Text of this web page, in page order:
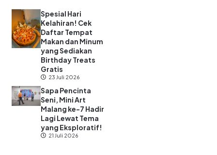
Spesial Hari
Kelahiran! Cek
Daftar Tempat
Makan dan Minum
yang Sediakan
Birthday Treats
Gratis
23 Juli 2026
Sapa Pencinta
Seni, Mini Art
Malang ke-7 Hadir
Lagi Lewat Tema
yang Eksploratif!
21 Juli 2026